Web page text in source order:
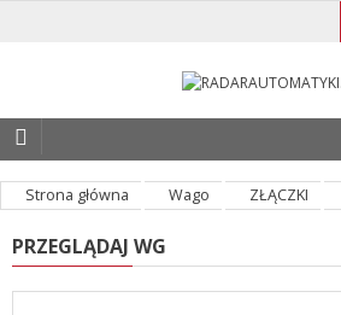
Strona główna Wago ZŁĄCZKI
PRZEGLĄDAJ WG